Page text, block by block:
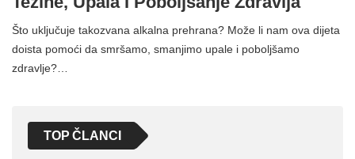
Što uključuje takozvana alkalna prehrana? Može li nam ova dijeta
doista pomoći da smršamo, smanjimo upale i poboljšamo
zdravlje?…
TOP ČLANCI